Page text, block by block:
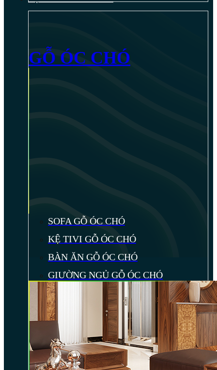
GỖ ÓC CHÓ
SOFA GỖ ÓC CHÓ
KỆ TIVI GỖ ÓC CHÓ
BÀN ĂN GỖ ÓC CHÓ
GIƯỜNG NGỦ GỖ ÓC CHÓ